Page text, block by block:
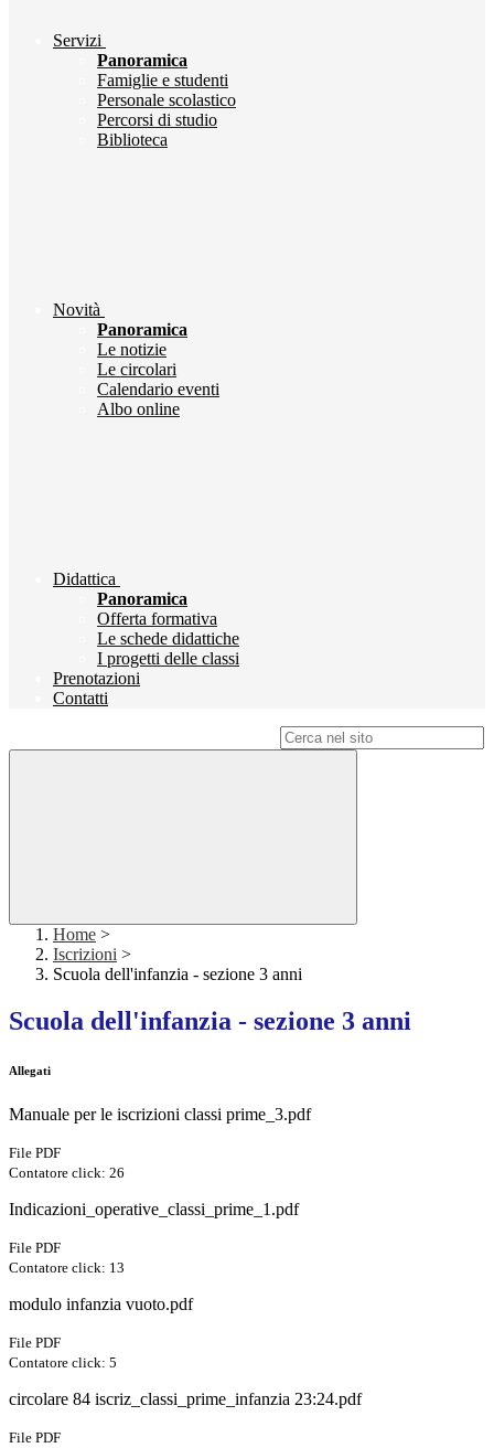
Servizi
Panoramica
Famiglie e studenti
Personale scolastico
Percorsi di studio
Biblioteca
Novità
Panoramica
Le notizie
Le circolari
Calendario eventi
Albo online
Didattica
Panoramica
Offerta formativa
Le schede didattiche
I progetti delle classi
Prenotazioni
Contatti
Home >
Iscrizioni >
Scuola dell'infanzia - sezione 3 anni
Scuola dell'infanzia - sezione 3 anni
Allegati
Manuale per le iscrizioni classi prime_3.pdf
File PDF
Contatore click: 26
Indicazioni_operative_classi_prime_1.pdf
File PDF
Contatore click: 13
modulo infanzia vuoto.pdf
File PDF
Contatore click: 5
circolare 84 iscriz_classi_prime_infanzia 23:24.pdf
File PDF